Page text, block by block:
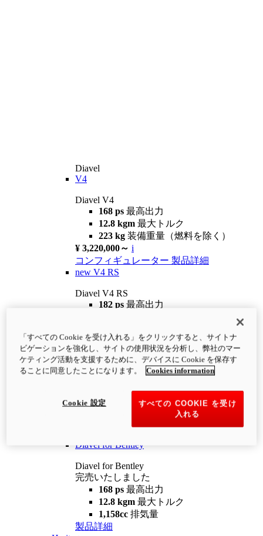
Diavel
V4
Diavel V4
168 ps 最高出力
12.8 kgm 最大トルク
223 kg 装備重量（燃料を除く）
¥ 3,220,000～ i
コンフィギュレーター 製品詳細
new V4 RS
Diavel V4 RS
182 ps 最高出力
¥4,400,000 i
コンフィギュレーター 製品詳細
newV4 RS 100
12.2 kgm
最大トルク
装備重量（燃料を除く）
Diavel for Bentley
Diavel for Bentley
完売いたしました
168 ps 最高出力
12.8 kgm 最大トルク
1,158cc 排気量
製品詳細
「すべての Cookie を受け入れる」をクリックすると、サイトナ
ビゲーションを強化し、サイトの使用状況を分析し、弊社のマー
ケティング活動を支援するために、デバイスに Cookie を保存す
ることに同意したことになります。
Cookies information
すべての COOKIE を受け
入れる
Cookie 設定